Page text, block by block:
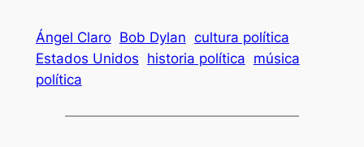
Ángel Claro Bob Dylan cultura política
Estados Unidos historia política música
política